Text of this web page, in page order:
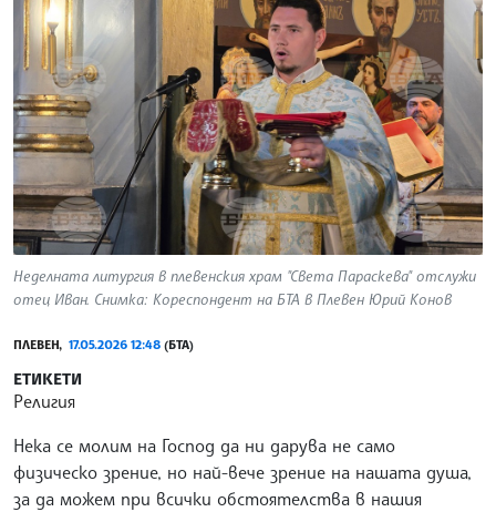
Неделната литургия в плевенския храм "Света Параскева" отслужи
отец Иван. Снимка: Кореспондент на БТА в Плевен Юрий Конов
ПЛЕВЕН, 17.05.2026 12:48 (БТА)
ЕТИКЕТИ
Религия
Нека се молим на Господ да ни дарува не само
физическо зрение, но най-вече зрение на нашата душа,
за да можем при всички обстоятелства в нашия